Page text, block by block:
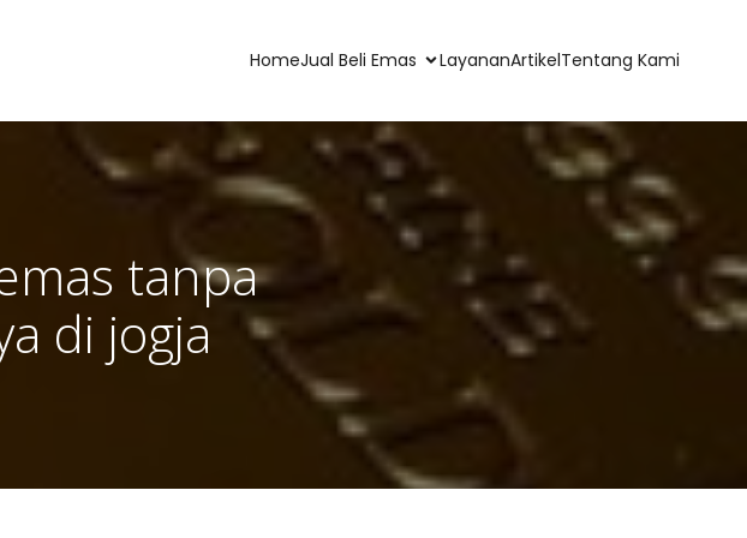
HomeJual Beli Emas LayananArtikelTentang Kami
tanpa
di jogja